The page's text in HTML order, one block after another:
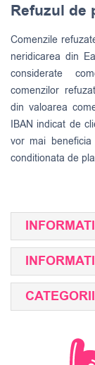
Refuzul de
Comenzile
neridicarea din
considerate
comenzilor
din valoarea
IBAN indicat de
vor mai
conditionata de